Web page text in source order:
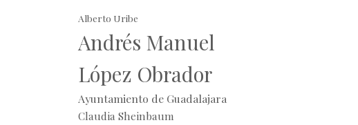
Alberto Uribe
Andrés Manuel
López Obrador
Ayuntamiento de Guadalajara
Claudia Sheinbaum